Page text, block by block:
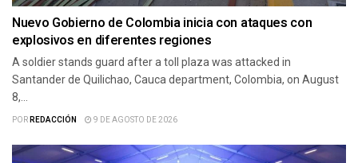
Nuevo Gobierno de Colombia inicia con ataques con
explosivos en diferentes regiones
A soldier stands guard after a toll plaza was attacked in
Santander de Quilichao, Cauca department, Colombia, on August
8,...
PORREDACCIÓN 9 DE AGOSTO DE 2026